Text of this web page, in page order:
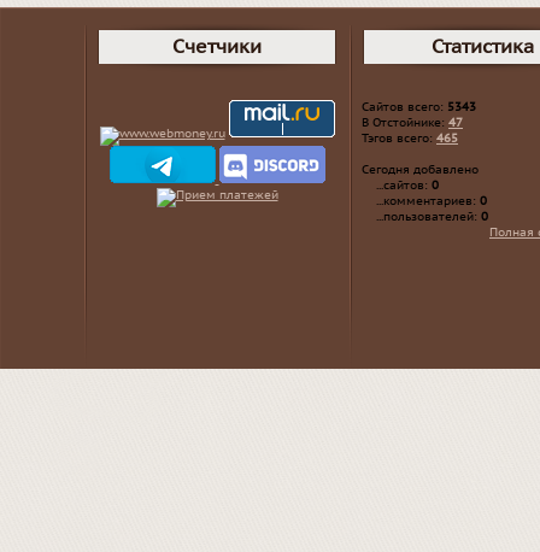
Счетчики Статистика
Сайтов всего: 5343
В Отстойнике: 47
Тэгов всего: 465
Сегодня добавлено
...сайтов: 0
...комментариев: 0
...пользователей: 0
Полная